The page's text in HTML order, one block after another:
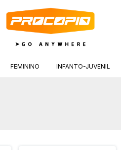
FEMININO INFANTO-JUVENIL